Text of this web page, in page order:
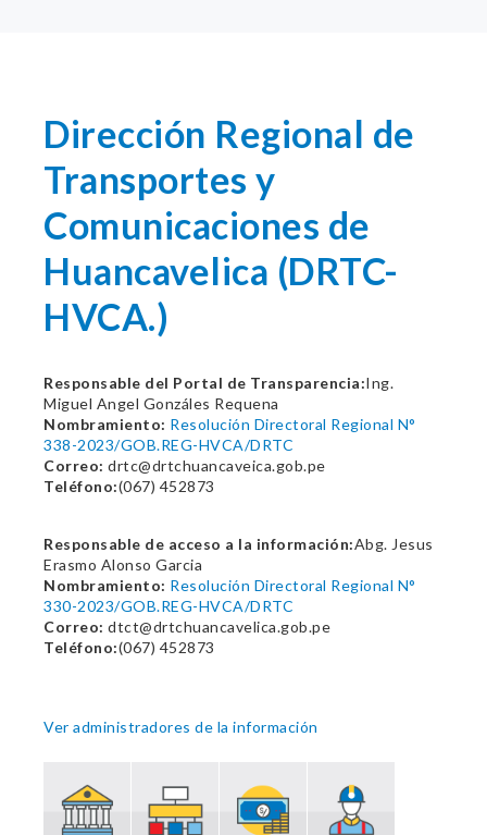
Dirección Regional de
Transportes y
Comunicaciones de
Huancavelica (DRTC-
HVCA.)
Responsable del Portal de Transparencia:Ing.
Miguel Angel Gonzáles Requena
Nombramiento: Resolución Directoral Regional N°
338-2023/GOB.REG-HVCA/DRTC
Correo: drtc@drtchuancaveica.gob.pe
Teléfono:(067) 452873
Responsable de acceso a la información:Abg. Jesus
Erasmo Alonso Garcia
Nombramiento: Resolución Directoral Regional N°
330-2023/GOB.REG-HVCA/DRTC
Correo: dtct@drtchuancavelica.gob.pe
Teléfono:(067) 452873
Ver administradores de la información